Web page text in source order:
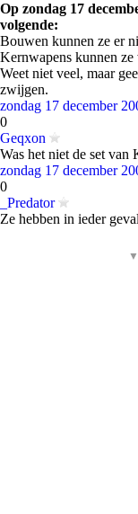
Op zondag 17
volgende:
Bouwen kunnen ze er
Kernwapens kunnen
Weet niet veel, maar
zwijgen.
zondag 17 december
0
Geqxon
Was het niet de set
zondag 17 december
0
_Predator
Ze hebben in ieder
▼